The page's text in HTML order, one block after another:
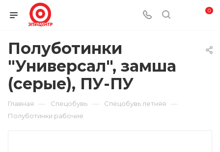
0
Полуботинки
"Универсал", замша
(серые), ПУ-ПУ
Главная — Спецобувь — Спецобувь летняя —
Полуботинки рабочие